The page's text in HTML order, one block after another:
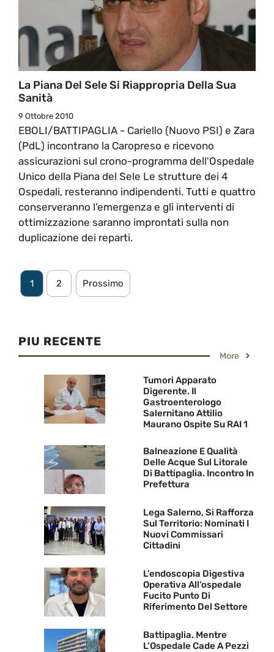
La Piana Del Sele Si Riappropria Della Sua
Sanità
9 Ottobre 2010
EBOLI/BATTIPAGLIA - Cariello (Nuovo PSI) e Zara
(PdL) incontrano la Caropreso e ricevono
assicurazioni sul crono-programma dell'Ospedale
Unico della Piana del Sele Le strutture dei 4
Ospedali, resteranno indipendenti. Tutti e quattro
conserveranno l’emergenza e gli interventi di
ottimizzazione saranno improntati sulla non
duplicazione dei reparti.
1 2 Prossimo
PIU RECENTE
More
Tumori Apparato
Digerente. Il
Gastroenterologo
Salernitano Attilio
Maurano Ospite Su RAI 1
Balneazione E Qualità
Delle Acque Sul Litorale
Di Battipaglia. Incontro In
Prefettura
Lega Salerno, Si Rafforza
Sul Territorio: Nominati I
Nuovi Commissari
Cittadini
L’endoscopia Digestiva
Operativa All’ospedale
Fucito Punto Di
Riferimento Del Settore
Battipaglia. Mentre
L’Ospedale Cade A Pezzi